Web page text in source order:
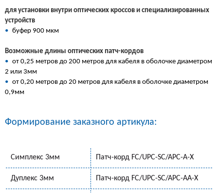
для установки внутри оптических кроссов и специализированных
устройств
• буфер 900 мкм
Возможные длины оптических патч-кордов
• от 0,25 метров до 200 метров для кабеля в оболочке диаметром
2 или 3мм
• от 0,20 метров до 20 метров для кабеля в оболочке диаметром
0,9мм
Формирование заказного артикула:
Симплекс 3мм Патч-корд FC/UPC-SC/APC-A-Х
Дуплекс 3мм Патч-корд FC/UPC-SC/APC-AA-X